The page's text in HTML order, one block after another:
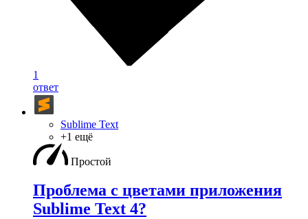
1
ответ
Sublime Text
+1 ещё
Простой
Проблема с цветами приложения
Sublime Text 4?